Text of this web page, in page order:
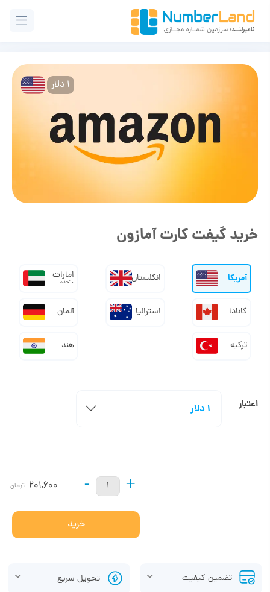
1 دلار
خرید گیفت کارت آمازون
آمریکا انگلستان امارات
متحده
کانادا استرالیا آلمان
ترکیه هند
اعتبار 1 دلار
+
-
201,600 تومان
خرید
تضمین کیفیت تحویل سریع